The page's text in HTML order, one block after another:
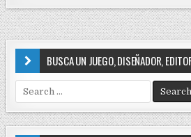
d
i
n
BUSCA UN JUEGO, DISEÑADOR,
e
a
r